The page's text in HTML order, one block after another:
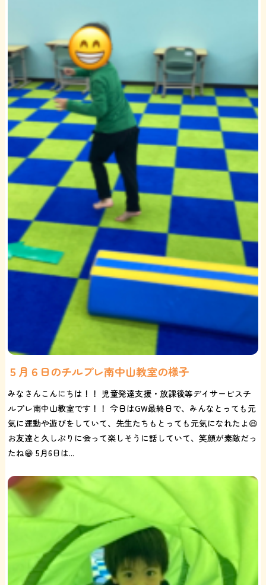
５月６日のチルプレ南中山教室の様子
みなさんこんにちは！！ 児童発達支援・放課後等デイサービスチ
ルプレ南中山教室です！！ 今日はGW最終日で、みんなとっても元
気に運動や遊びをしていて、先生たちもとっても元気になれたよ😆
お友達と久しぶりに会って楽しそうに話していて、笑顔が素敵だっ
たね😁 5月6日は...